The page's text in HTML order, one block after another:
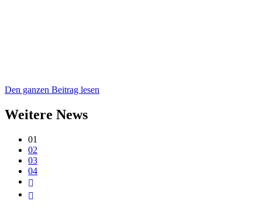
Den ganzen Beitrag lesen
Weitere News
01
02
03
04